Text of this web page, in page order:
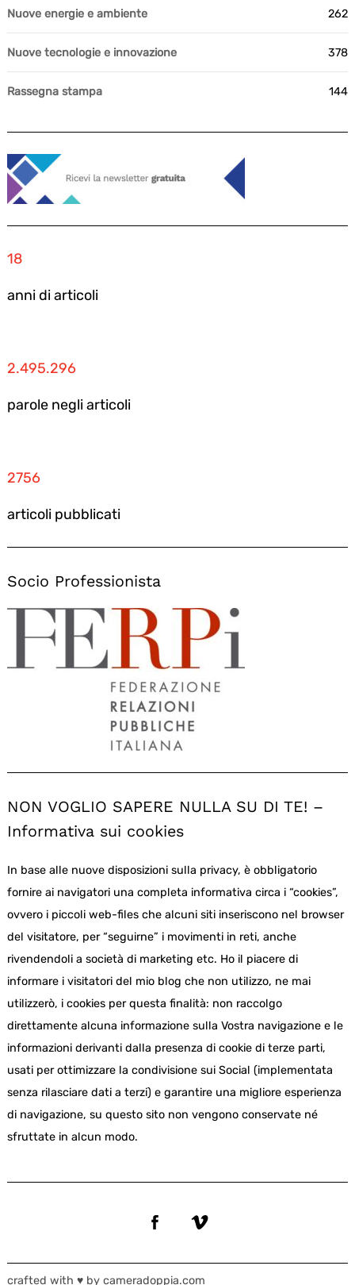
Nuove energie e ambiente 262
Nuove tecnologie e innovazione 378
Rassegna stampa 144
18
anni di articoli
2.495.296
parole negli articoli
2756
articoli pubblicati
Socio Professionista
NON VOGLIO SAPERE NULLA SU DI TE! –
Informativa sui cookies
In base alle nuove disposizioni sulla privacy, è obbligatorio
fornire ai navigatori una completa informativa circa i “cookies”,
ovvero i piccoli web-files che alcuni siti inseriscono nel browser
del visitatore, per “seguirne” i movimenti in reti, anche
rivendendoli a società di marketing etc. Ho il piacere di
informare i visitatori del mio blog che non utilizzo, ne mai
utilizzerò, i cookies per questa finalità: non raccolgo
direttamente alcuna informazione sulla Vostra navigazione e le
informazioni derivanti dalla presenza di cookie di terze parti,
usati per ottimizzare la condivisione sui Social (implementata
senza rilasciare dati a terzi) e garantire una migliore esperienza
di navigazione, su questo sito non vengono conservate né
sfruttate in alcun modo.
crafted with ♥ by cameradoppia.com